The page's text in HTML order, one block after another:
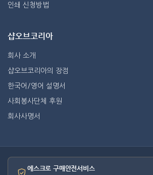
인쇄 신청방법
샵오브코리아
회사 소개
샵오브코리아의 장점
한국어/영어 설명서
사회봉사단체 후원
회사사명서
에스크로 구매안전서비스